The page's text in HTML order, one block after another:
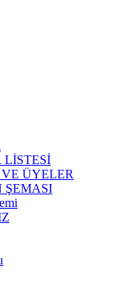
LİSTESİ
ÜYELER
ŞEMASI